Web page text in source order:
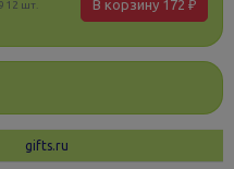
шт. В корзину 172 ₽
gifts.ru